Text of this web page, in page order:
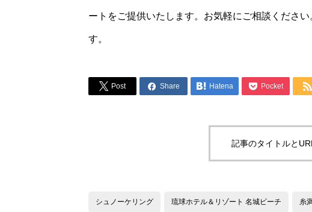
ートをご提供いたします。お気軽にご相談くださ
す。
 Post  Share  Hatena  Pocket 
記事のタイトルと
シュノーケリング 琉球ホテル＆リゾート 名城ビーチ 糸